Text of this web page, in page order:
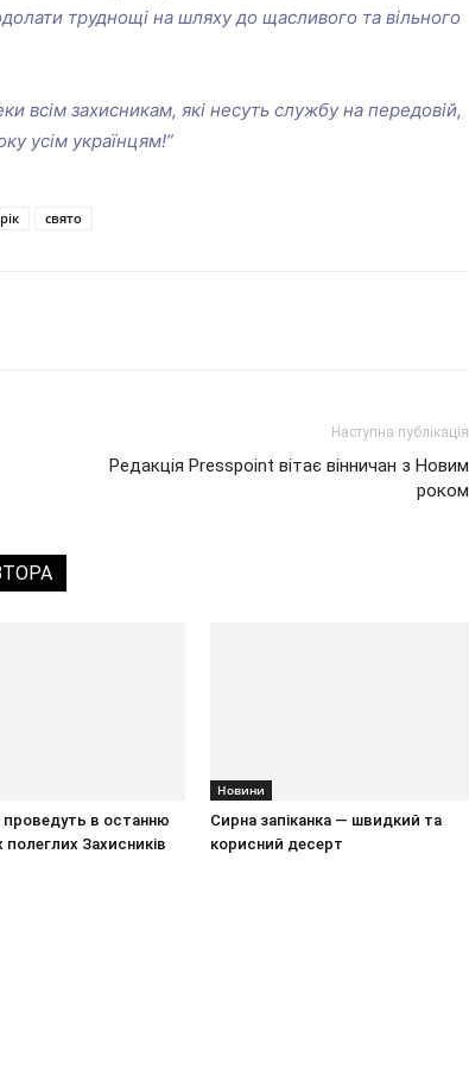
труднощі на шляху до щасливого та вільного
всім захисникам, які несуть службу на передовій,
усім українцям!”
свято
Наступна публікація
Редакція Presspoint вітає вінничан з Новим
роком
проведуть в останню
полеглих Захисників
Новини
Сирна запіканка — швидкий та
корисний десерт